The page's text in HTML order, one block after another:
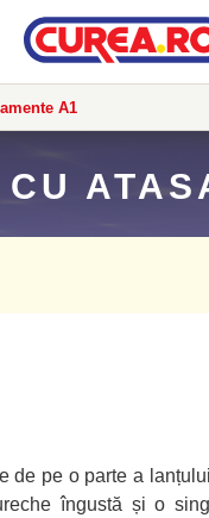
A1
de pe o parte a
îngustă și o